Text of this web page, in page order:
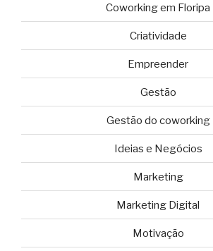
Coworking em Floripa
Criatividade
Empreender
Gestão
Gestão do coworking
Ideias e Negócios
Marketing
Marketing Digital
Motivação